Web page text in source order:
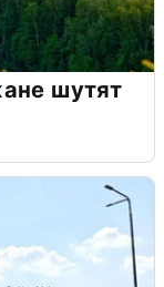
шутят